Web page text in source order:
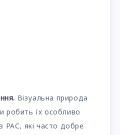
Візуальна природа
робить їх особливо
РАС, які часто добре